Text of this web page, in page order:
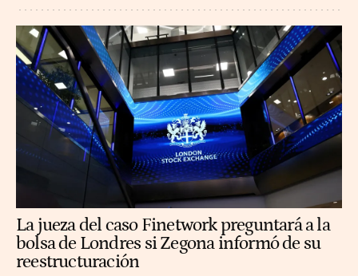
La jueza del caso Finetwork preguntará a la
bolsa de Londres si Zegona informó de su
reestructuración